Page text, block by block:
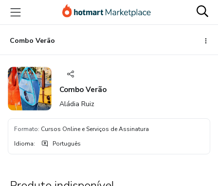
para
conteúdo
principal
para
pagamento
para
rodapé
Combo Verão
Combo Verão
Aládia Ruiz
Formato: Cursos Online e Serviços de Assinatura
Idioma: Português